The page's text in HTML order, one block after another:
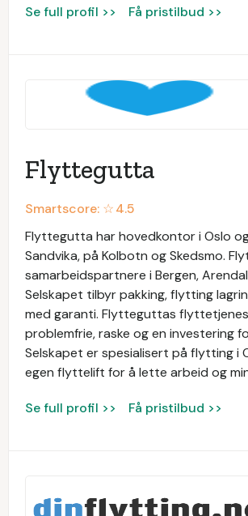
Se full profil >> Få pristilbud >>
Flyttegutta
Smartscore: ☆4.5
Flyttegutta har hovedkontor i Oslo
Sandvika, på Kolbotn og Skedsmo.
samarbeidspartnere i Bergen,
Selskapet tilbyr pakking, flytting
med garanti. Flytteguttas
problemfrie, raske og en investering
Selskapet er spesialisert på flytting i
egen flyttelift for å lette arbeid og
Se full profil >> Få pristilbud >>